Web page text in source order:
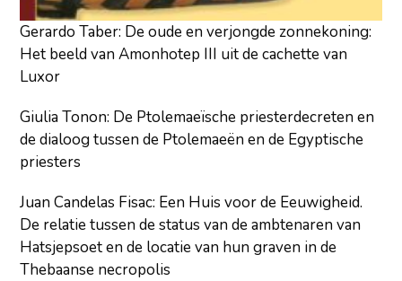
Gerardo Taber: De oude en verjongde zonnekoning:
Het beeld van Amonhotep III uit de cachette van
Luxor
Giulia Tonon: De Ptolemaeïsche priesterdecreten en
de dialoog tussen de Ptolemaeën en de Egyptische
priesters
Juan Candelas Fisac: Een Huis voor de Eeuwigheid.
De relatie tussen de status van de ambtenaren van
Hatsjepsoet en de locatie van hun graven in de
Thebaanse necropolis